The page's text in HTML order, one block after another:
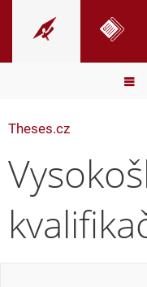
Theses.cz